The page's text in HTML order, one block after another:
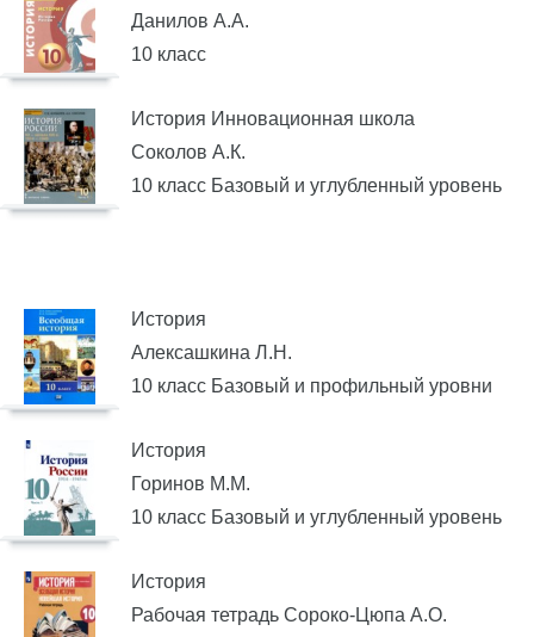
Данилов А.А.
10 класс
История Инновационная школа
Соколов А.К.
10 класс Базовый и углубленный уровень
История
Алексашкина Л.Н.
10 класс Базовый и профильный уровни
История
Горинов М.М.
10 класс Базовый и углубленный уровень
История
Рабочая тетрадь Сороко-Цюпа А.О.